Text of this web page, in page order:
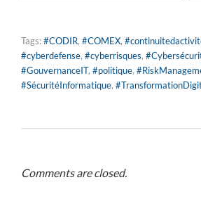
Tags:#CODIR, #COMEX,
#cyberdefense, #cyberrisques,
#GouvernanceIT, #politique,
#SécuritéInformatique,
Comments are closed.